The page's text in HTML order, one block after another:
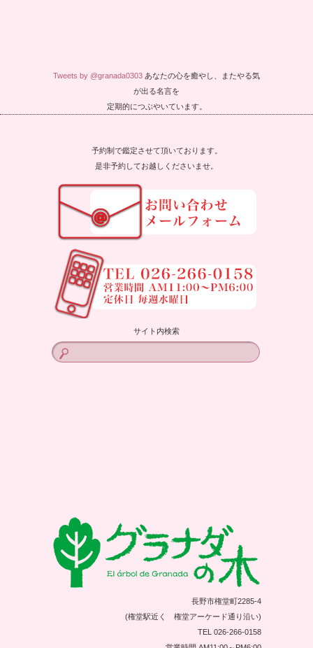
Tweets by @granada0303 あなたの心を癒やし、またやる気
が出る名言を
定期的につぶやいています。
予約制で鑑定させて頂いております。
是非予約してお越しくださいませ。
サイト内検索
長野市権堂町2285-4
(権堂駅近く 権堂アーケード通り沿い)
TEL 026-266-0158